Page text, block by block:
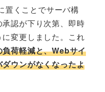
置くことでサーバ構
認が下り次第、即時
変更しました。これ
荷軽減と、Webサイ
ウンがなくなったよ